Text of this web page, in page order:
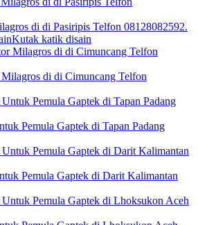
di di Pasiripis Telfon 08128082592.
Kutak katik disain
di di Cimuncang Telfon
Pemula Gaptek di Tapan Padang
Pemula Gaptek di Darit Kalimantan